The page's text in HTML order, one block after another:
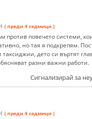
( преди 4 седмици )
против повечето системи,
но тая я подкрепям.
таксиджии, дето си въртят
разни важни работи.
Сигнализирай за
( преди 4 седмици )